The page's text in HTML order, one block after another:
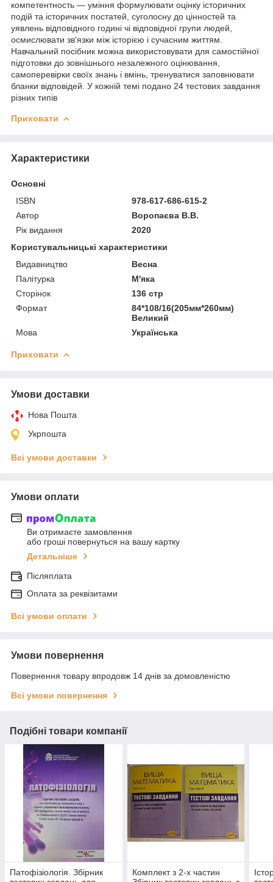
компетентность — уміння формулювати оцінку історичних
подій та історичних постатей, суголосну до цінностей та
уявлень відповідного годині чі відповідної групи людей,
осмислювати зв'язки між історією і сучасним життям.
Навчальний посібник можна використовувати для самостійної
підготовки до зовнішнього незалежного оцінювання,
самоперевірки своїх знань і вмінь, тренуватися заповнювати
бланки відповідей. У кожній темі подано 24 тестових завдання
різних типів
Приховати
Характеристики
Основні
ISBN
978-617-686-615-2
Автор
Воропаєва В.В.
Рік видання
2020
Користувальницькі характеристики
Видавництво
Весна
Палітурка
М'яка
Сторінок
136 стр
Формат
84*108/16(205мм*260мм)
Великий
Мова
Українська
Приховати
Умови доставки
Нова Пошта
Укрпошта
Всі умови доставки
Умови оплати
Ви отримаєте замовлення
або гроші повернуться на вашу картку
Детальніше
Післяплата
Оплата за реквізитами
Всі умови оплати
Умови повернення
Повернення товару впродовж 14 днів за домовленістю
Всі умови повернення
Подібні товари компанії
Патофізіологія. Збірник
Комплект з 2-х частин